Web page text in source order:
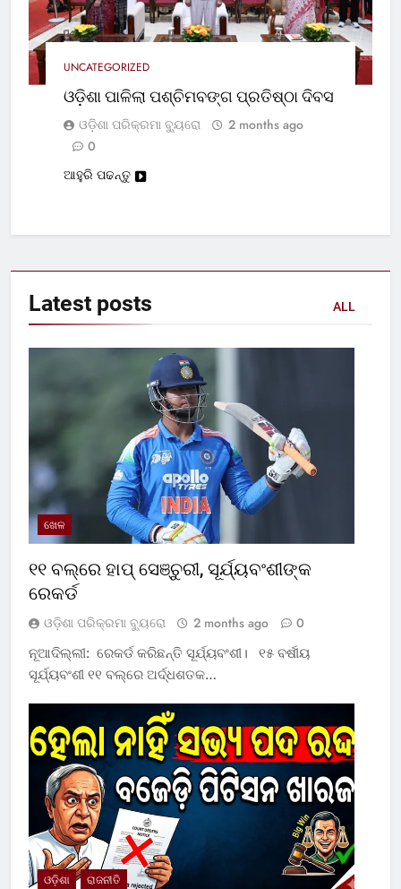
UNCATEGORIZED
ଓଡ଼ିଶା ପାଳିଲା ପଶ୍ଚିମବଙ୍ଗ ପ୍ରତିଷ୍ଠା ଦିବସ
ଓଡ଼ିଶା ପରିକ୍ରମା ବ୍ୟୁରୋ
2 months ago
0
ଆହୁରି ପଢନ୍ତୁ
Latest posts ALL
ଖେଳ
୧୧ ବଲ୍‌ରେ ହାପ୍ ସେଞ୍ଚୁରୀ, ସୂର୍ଯ୍ୟବଂଶୀଙ୍କ
ରେକର୍ଡ
ଓଡ଼ିଶା ପରିକ୍ରମା ବ୍ୟୁରୋ 2 months ago 0
ନୂଆଦିଲ୍ଲୀ: ରେକର୍ଡ କରିଛନ୍ତି ସୂର୍ଯ୍ୟବଂଶୀ। ୧୫ ବର୍ଷୀୟ
ସୂର୍ଯ୍ୟବଂଶୀ ୧୧ ବଲ୍‌ରେ ଅର୍ଦ୍ଧଶତକ…
ଓଡ଼ିଶା ରାଜନୀତି